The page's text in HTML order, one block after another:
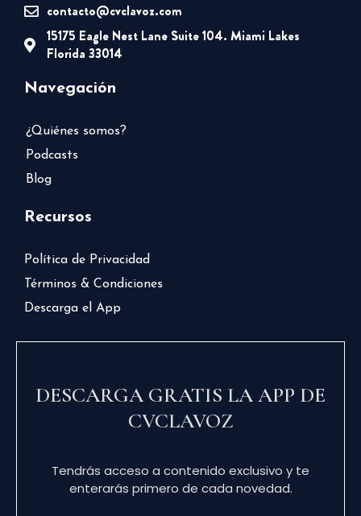
contacto@cvclavoz.com
15175 Eagle Nest Lane Suite 104. Miami Lakes
Florida 33014
Navegación
¿Quiénes somos?
Podcasts
Blog
Recursos
Política de Privacidad
Términos & Condiciones
Descarga el App
DESCARGA GRATIS LA APP DE
CVCLAVOZ
Tendrás acceso a contenido exclusivo y te
enterarás primero de cada novedad.